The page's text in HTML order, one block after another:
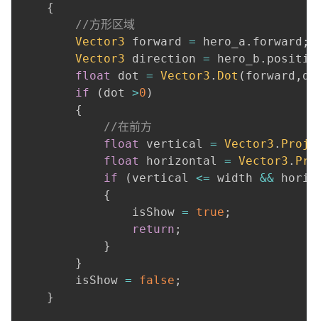
{
//方形区域
Vector3 forward = hero_a . forward ;
Vector3 direction = hero_b .
float
dot = Vector3 . Dot ( forward ,
if
( dot >0 )
{
//在前方
float
vertical = Vector3 .
float
horizontal = Vector3 .
if
( vertical <= width &&
{
                isShow
= true ;
return ;
}
}
        isShow
= false ;
}